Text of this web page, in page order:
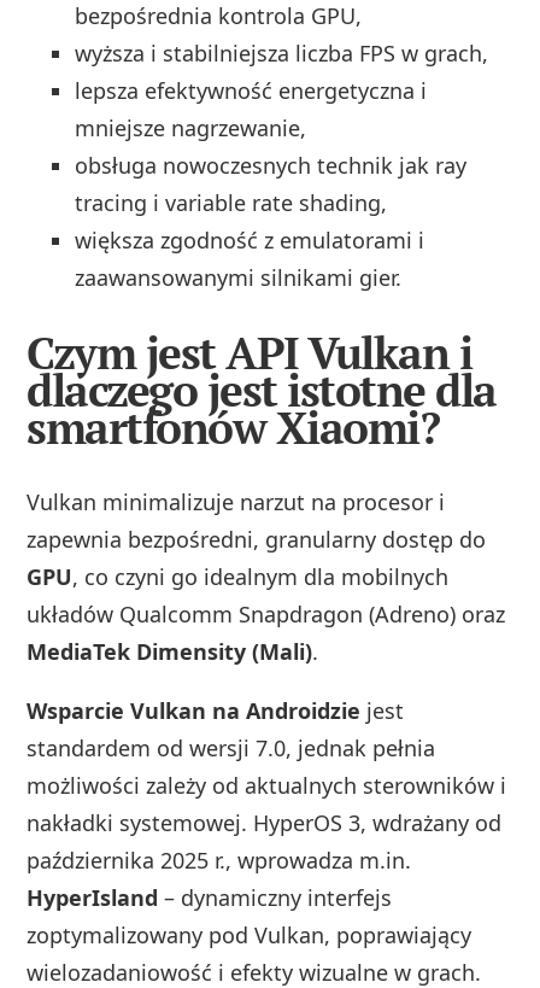
bezpośrednia kontrola GPU,
wyższa i stabilniejsza liczba FPS w grach,
lepsza efektywność energetyczna i
mniejsze nagrzewanie,
obsługa nowoczesnych technik jak ray
tracing i variable rate shading,
większa zgodność z emulatorami i
zaawansowanymi silnikami gier.
Czym jest API Vulkan i
dlaczego jest istotne dla
smartfonów Xiaomi?
Vulkan minimalizuje narzut na procesor i
zapewnia bezpośredni, granularny dostęp do
GPU, co czyni go idealnym dla mobilnych
układów Qualcomm Snapdragon (Adreno) oraz
MediaTek Dimensity (Mali).
Wsparcie Vulkan na Androidzie jest
standardem od wersji 7.0, jednak pełnia
możliwości zależy od aktualnych sterowników i
nakładki systemowej. HyperOS 3, wdrażany od
października 2025 r., wprowadza m.in.
HyperIsland – dynamiczny interfejs
zoptymalizowany pod Vulkan, poprawiający
wielozadaniowość i efekty wizualne w grach.